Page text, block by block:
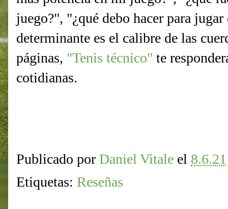
juego?", "¿qué debo hacer para
determinante es el calibre de las
páginas, "Tenis técnico" te
cotidianas.
Publicado por Daniel Vitale el 8.6.21
Etiquetas: Reseñas